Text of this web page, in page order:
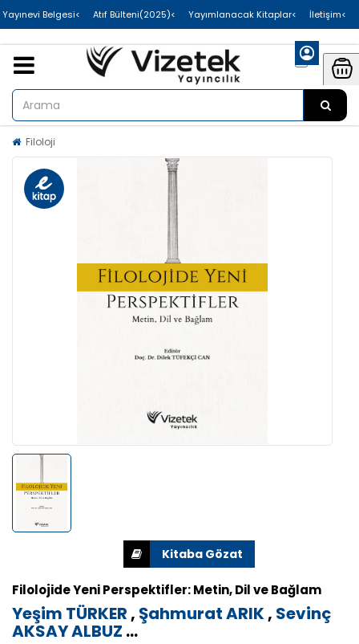
>İletişim
>Yayımlanacak Kitaplar
>Atıf Bülteni(2025)
>Uluslararası Yayınevi Belgesi
Filoloji
Filolojide Yeni Perspektifler: Metin, Dil ve Bağlam
Yeşim TÜRKER , Şahmurat ARIK, Sevinç
AKSAY ALBUZ ...